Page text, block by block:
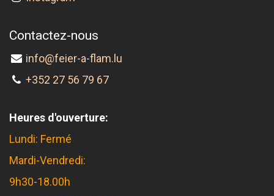
Contactez-nous
info@feier-a-flam.lu
+352 27 56 79 67
Heures d'ouverture:
Lundi: Fermé
Mardi-Vendredi:
9h30-18.00h